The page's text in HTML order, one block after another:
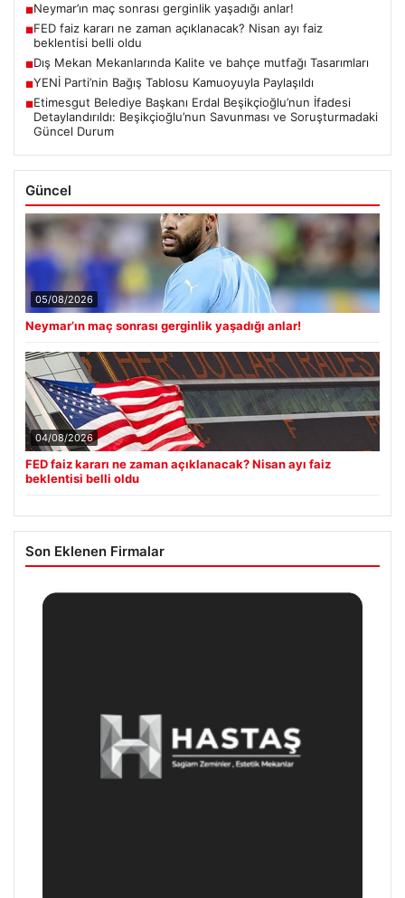
■Neymar’ın maç sonrası gerginlik yaşadığı anlar!
■FED faiz kararı ne zaman açıklanacak? Nisan ayı faiz
beklentisi belli oldu
■Dış Mekan Mekanlarında Kalite ve bahçe mutfağı Tasarımları
■YENİ Parti’nin Bağış Tablosu Kamuoyuyla Paylaşıldı
■Etimesgut Belediye Başkanı Erdal Beşikçioğlu’nun İfadesi
Detaylandırıldı: Beşikçioğlu’nun Savunması ve Soruşturmadaki
Güncel Durum
Güncel
05/08/2026
Neymar’ın maç sonrası gerginlik yaşadığı anlar!
04/08/2026
FED faiz kararı ne zaman açıklanacak? Nisan ayı faiz
beklentisi belli oldu
Son Eklenen Firmalar